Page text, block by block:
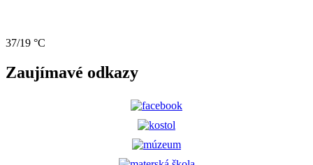
37/19 °C
Zaujímavé odkazy